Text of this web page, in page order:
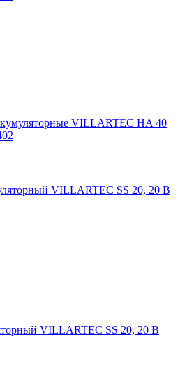
VILLARTEC HA 40
VILLARTEC SS 20, 20 В